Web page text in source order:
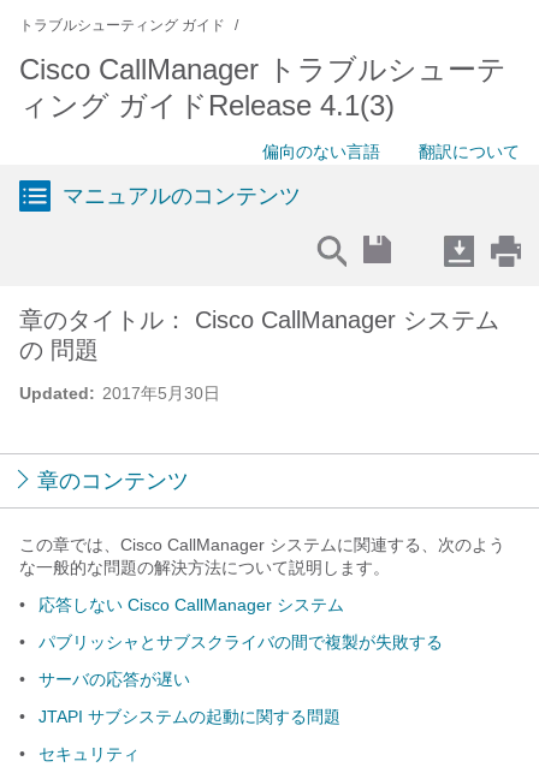
トラブルシューティング ガイド
Cisco CallManager トラブルシューテ
ィング ガイドRelease 4.1(3)
偏向のない言語 翻訳について
マニュアルのコンテンツ
Updated: 2017年5月30日
章のタイトル： Cisco CallManager システム
の 問題
章のコンテンツ
この章では、Cisco CallManager システムに関連する、次のよう
な一般的な問題の解決方法について説明します。
•
応答しない Cisco CallManager システム
•
パブリッシャとサブスクライバの間で複製が失敗する
•
サーバの応答が遅い
•
JTAPI サブシステムの起動に関する問題
•
セキュリティ